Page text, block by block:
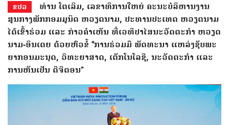
ຂປລ
ທ່ານ ໂຕ​ເລິມ, ເລ​ຂາ​ທິ​ການ​ໃຫຍ່​ ຄະ​ນະ​ບໍ​ລິ​ຫານ​ງານ​
ສູນ​ກາງ​ພັກ​ກອມມູນິດ ຫວຽດ​ນ​າມ, ປະ​ທານ​ປະ​ເທດ ຫວຽດ​ນາມ
ໄດ້​ເຂົ້າ​ຮ່ວມ ແລະ ກ່າວ​ຄຳ​ເຫັນ​ ທີ່​ເວ​ທີ​ປາ​ໄສ​ນະ​ວັດ​ຕະ​ກຳ ຫວຽດ​
ນາມ-ອິນ​ເດຍ ດ້ວຍ​ຫົວ​ຂໍ້ “ການ​ຮ່ວມ​ມື ​ພັດ​ທະ​ນາ​ ແຫລ່ງ​ຊັບ​ພະ​
ຍາ​ກອນ​ມະ​ນຸດ, ວິ​ທະ​ຍາ​ສາດ, ເຕັກ​ໂນ​ໂລ​ຊີ, ນະ​ວັດ​ຕະ​ກຳ ແລະ
ການ​ຫັນ​ເປັນ ​ດີ​ຈີ​ຕອນ”